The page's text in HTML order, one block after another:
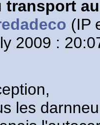
transport
(IP
2009 :
les